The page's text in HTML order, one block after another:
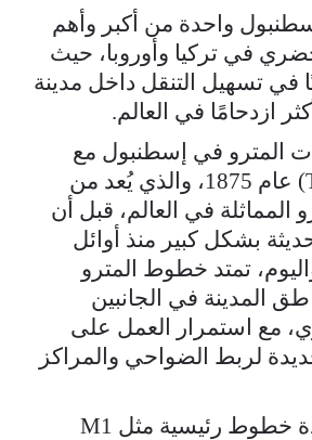
واحدة من أكبر وأهم
في تركيا وأوروبا، حيث
في تسهيل التنقل داخل مدينة
ازدحامًا في العالم.
المترو في إسطنبول مع
خط “تُنل” (Tünel) عام 1875، والذي يُعد من
المماثلة في العالم، قبل أن
بشكل كبير منذ أوائل
واليوم، تمتد خطوط المترو
المدينة في الجانبين
مع استمرار العمل على
لربط الضواحي والمراكز
وتضم الشبكة عدة خطوط رئيسية مثل M1